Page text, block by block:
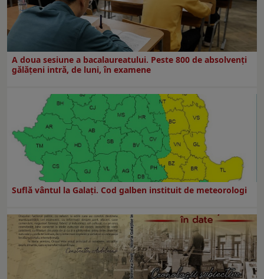
A doua sesiune a bacalaureatului. Peste 800 de absolvenţi
gălăţeni intră, de luni, în examene
Suflă vântul la Galaţi. Cod galben instituit de meteorologi